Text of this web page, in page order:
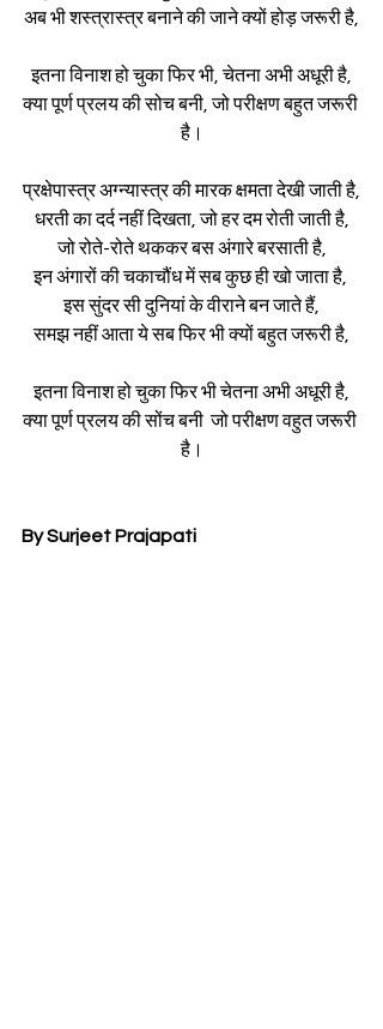
अब भी शस्त्रास्त्र बनाने की जाने क्यों होड़ जरूरी है,
इतना विनाश हो चुका फिर भी, चेतना अभी अधूरी है,
क्या पूर्ण प्रलय की सोच बनी, जो परीक्षण बहुत जरूरी
है।
प्रक्षेपास्त्र अग्न्यास्त्र की मारक क्षमता देखी जाती है,
धरती का दर्द नहीं दिखता, जो हर दम रोती जाती है,
जो रोते-रोते थककर बस अंगारे बरसाती है,
इन अंगारों की चकाचौंध में सब कुछ ही खो जाता है,
इस सुंदर सी दुनियां के वीराने बन जाते हैं,
समझ नहीं आता ये सब फिर भी क्यों बहुत जरूरी है,
इतना विनाश हो चुका फिर भी चेतना अभी अधूरी है,
क्या पूर्ण प्रलय की सोंच बनी  जो परीक्षण वहुत जरूरी
है।
By Surjeet Prajapati